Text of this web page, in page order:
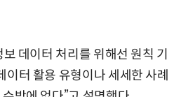
데이터 처리를 위해선 원칙 기
터 활용 유형이나 세세한 사례